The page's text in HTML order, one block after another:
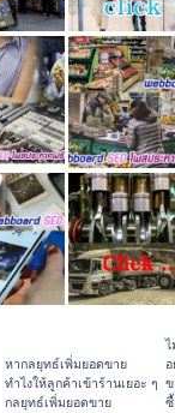
หากลยุทธ์เพิ่มยอดขาย
ทําไงให้ลูกค้าเข้าร้านเยอะ ๆ
กลยุทธ์เพิ่มยอดขาย
ไ
ข